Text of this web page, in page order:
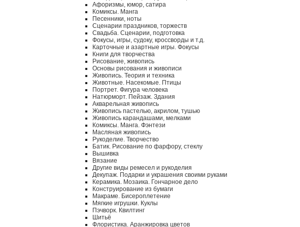
Афоризмы, юмор, сатира
Комиксы. Манга
Песенники, ноты
Сценарии праздников, торжеств
Свадьба. Сценарии, подготовка
Фокусы, игры, судоку, кроссворды и т.д.
Карточные и азартные игры. Фокусы
Книги для творчества
Рисование, живопись
Основы рисования и живописи
Живопись. Теория и техника
Животные. Насекомые. Птицы
Портрет. Фигура человека
Натюрморт. Пейзаж. Здания
Акварельная живопись
Живопись пастелью, акрилом, тушью
Живопись карандашами, мелками
Комиксы. Манга. Фэнтези
Масляная живопись
Рукоделие. Творчество
Батик. Рисование по фарфору, стеклу
Вышивка
Вязание
Другие виды ремесел и рукоделия
Декупаж. Подарки и украшения своими руками
Керамика. Мозаика. Гончарное дело
Конструирование из бумаги
Макраме. Бисероплетение
Мягкие игрушки. Куклы
Пэчворк. Квилтинг
Шитьё
Флористика. Аранжировка цветов